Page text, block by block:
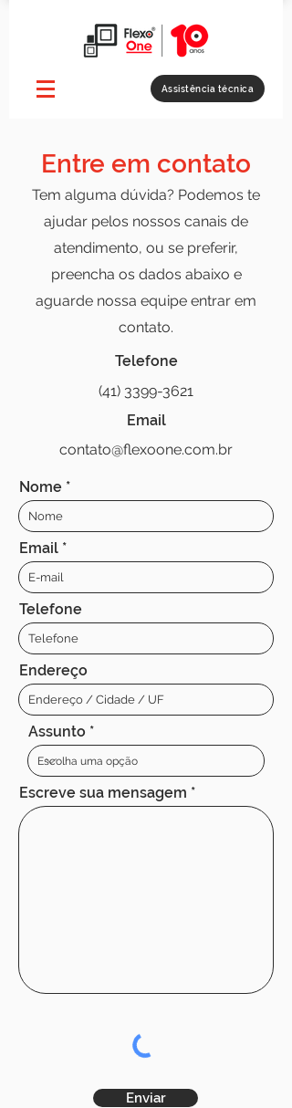
Assistência técnica
Entre em contato
Tem alguma dúvida? Podemos te
ajudar pelos nossos canais de
atendimento, ou se preferir,
preencha os dados abaixo e
aguarde nossa equipe entrar em
contato.
Telefone
(41) 3399-3621
Email
contato@flexoone.com.br
Nome
Email
Telefone
Endereço
Assunto
Escreve sua mensagem
Enviar